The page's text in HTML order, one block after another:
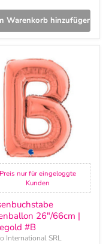
Warenkorb hinzufügen
Preis nur für eingeloggte
Kunden
26"/66cm |
#B
International SRL